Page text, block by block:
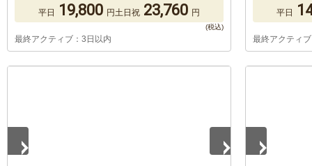
平日 19,800 円土日祝 23,760 円
最終アクティブ：3日以内
平日
最終アクティ